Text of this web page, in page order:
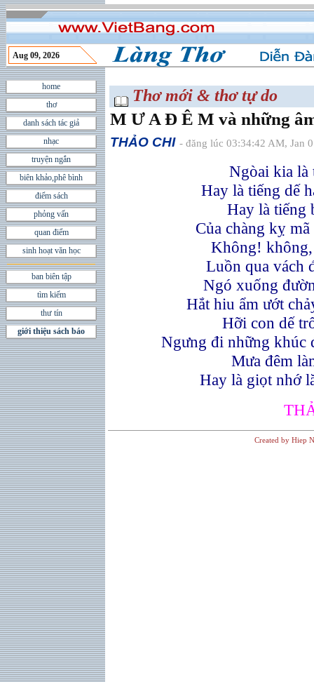
Aug 09, 2026
home
thơ
danh sách tác giả
nhạc
truyện ngắn
biên khảo,phê bình
điểm sách
phỏng vấn
quan điểm
sinh hoạt văn học
ban biên tập
tìm kiếm
thư tín
giới thiệu sách báo
Thơ mới & thơ tự do
M Ư A Đ Ê M và những
THẢO CHI - đăng lúc 03:34:42 AM, Jan
Ngòai kia là
Hay là tiếng dế
Hay là tiếng
Của chàng kỵ
Không!
Luồn qua vách
Ngó xuống
Hắt hiu ẩm ướt
Hỡi con dế
Ngưng đi những khúc
Mưa đêm
Hay là giọt nhớ
Created by Hiep